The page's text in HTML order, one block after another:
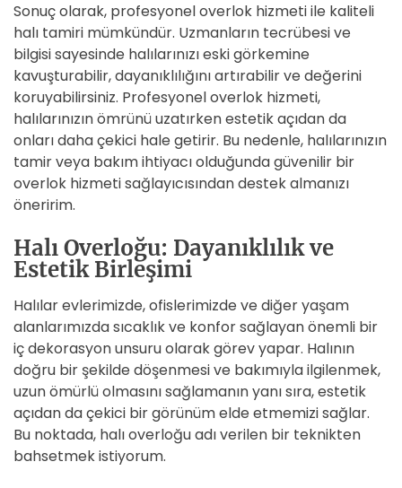
Sonuç olarak, profesyonel overlok hizmeti ile kaliteli
halı tamiri mümkündür. Uzmanların tecrübesi ve
bilgisi sayesinde halılarınızı eski görkemine
kavuşturabilir, dayanıklılığını artırabilir ve değerini
koruyabilirsiniz. Profesyonel overlok hizmeti,
halılarınızın ömrünü uzatırken estetik açıdan da
onları daha çekici hale getirir. Bu nedenle, halılarınızın
tamir veya bakım ihtiyacı olduğunda güvenilir bir
overlok hizmeti sağlayıcısından destek almanızı
öneririm.
Halı Overloğu: Dayanıklılık ve
Estetik Birleşimi
Halılar evlerimizde, ofislerimizde ve diğer yaşam
alanlarımızda sıcaklık ve konfor sağlayan önemli bir
iç dekorasyon unsuru olarak görev yapar. Halının
doğru bir şekilde döşenmesi ve bakımıyla ilgilenmek,
uzun ömürlü olmasını sağlamanın yanı sıra, estetik
açıdan da çekici bir görünüm elde etmemizi sağlar.
Bu noktada, halı overloğu adı verilen bir teknikten
bahsetmek istiyorum.